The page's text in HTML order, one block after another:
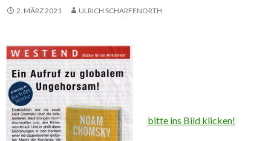
2. MÄRZ 2021 ULRICH SCHARFENORTH
bitte ins Bild klicken!